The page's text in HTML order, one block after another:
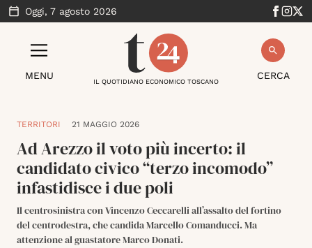
Oggi, 7 agosto 2026
MENU CERCA
IL QUOTIDIANO ECONOMICO TOSCANO
TERRITORI 21 MAGGIO 2026
Ad Arezzo il voto più incerto: il
candidato civico “terzo incomodo”
infastidisce i due poli
Il centrosinistra con Vincenzo Ceccarelli all’assalto del fortino
del centrodestra, che candida Marcello Comanducci. Ma
attenzione al guastatore Marco Donati.